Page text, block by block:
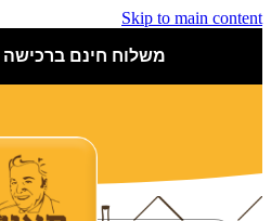
Skip to main content
משלוח חינם ברכישה מעל